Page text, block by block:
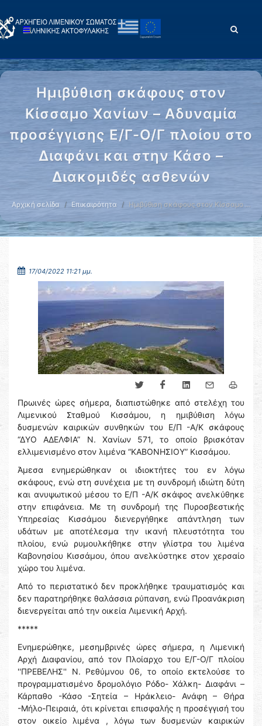
Ημιβύθιση σκάφους στον
Κίσσαμο Χανίων – Αδυναμία
προσέγγισης Ε/Γ-Ο/Γ πλοίου στο
Διαφάνι και στην Κάσο –
Διακομιδές ασθενών
Αρχική σελίδα Επικαιρότητα Ημιβύθιση σκάφους στον Κίσσαμο …
17/04/2022 11:21 μμ.
Πρωινές ώρες σήμερα, διαπιστώθηκε από στελέχη του
Λιμενικού Σταθμού Κισσάμου, η ημιβύθιση λόγω
δυσμενών καιρικών συνθηκών του Ε/Π -Α/Κ σκάφους
“ΔΥΟ ΑΔΕΛΦΙΑ” Ν. Χανίων 571, το οποίο βρισκόταν
ελλιμενισμένο στον λιμένα “ΚΑΒΟΝΗΣΙΟΥ” Κισσάμου.
Άμεσα ενημερώθηκαν οι ιδιοκτήτες του εν λόγω
σκάφους, ενώ στη συνέχεια με τη συνδρομή ιδιώτη δύτη
και ανυψωτικού μέσου το Ε/Π -Α/Κ σκάφος ανελκύθηκε
στην επιφάνεια. Με τη συνδρομή της Πυροσβεστικής
Υπηρεσίας Κισσάμου διενεργήθηκε απάντληση των
υδάτων με αποτέλεσμα την ικανή πλευστότητα του
πλοίου, ενώ ρυμουλκήθηκε στην γλίστρα του λιμένα
Καβονησίου Κισσἀμου, όπου ανελκύστηκε στον χερσαίο
χώρο του λιμένα.
Από το περιστατικό δεν προκλήθηκε τραυματισμός και
δεν παρατηρήθηκε θαλάσσια ρύπανση, ενώ Προανάκριση
διενεργείται από την οικεία Λιμενική Αρχή.
*****
Ενημερώθηκε, μεσημβρινές ώρες σήμερα, η Λιμενική
Αρχή Διαφανίου, από τον Πλοίαρχο του Ε/Γ-Ο/Γ πλοίου
''ΠΡΕΒΕΛΗΣ'' Ν. Ρεθύμνου 06, το οποίο εκτελούσε το
προγραμματισμένο δρομολόγιο Ρόδο- Χάλκη- Διαφάνι –
Κάρπαθο -Κάσο -Σητεία – Ηράκλειο- Ανάφη – Θήρα
-Μήλο-Πειραιά, ότι κρίνεται επισφαλής η προσέγγισή του
στον οικείο λιμένα , λόγω των δυσμενών καιρικών